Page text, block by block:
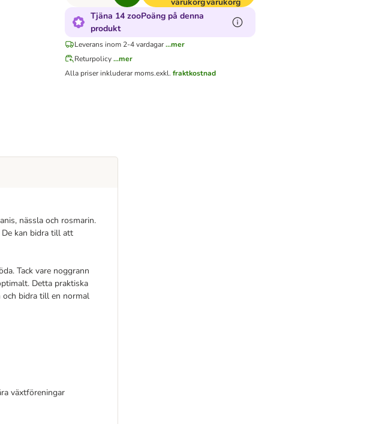
Tjäna 14 zooPoäng på denna
produkt
Leverans inom 2-4 vardagar...mer
Returpolicy...mer
Alla priser inkluderar moms.exkl. fraktkostnad
nässla och rosmarin.
De kan bidra till att
Tack vare noggrann
Detta praktiska
bidra till en normal
växtföreningar